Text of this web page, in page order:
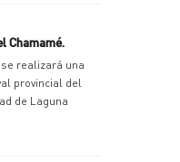
Chamamé.
realizará una
provincial del
de Laguna